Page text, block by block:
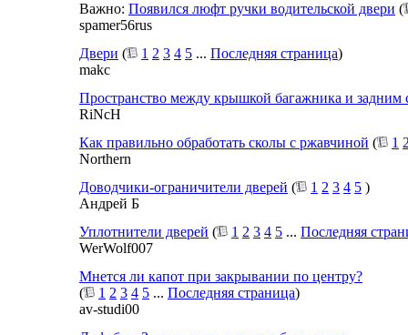
Важно: Появился люфт ручки водительской двери (
spamer56rus
Двери ( 1 2 3 4 5 ... Последняя страница)
makc
Пространство между крышкой багажника и задним
RiNcH
Как правильно обработать сколы с ржавчиной ( 1
Northern
Доводчики-ограничители дверей ( 1 2 3 4 5 )
Андрей Б
Уплотнители дверей ( 1 2 3 4 5 ... Последняя
WerWolf007
Мнется ли капот при закрывании по центру?
(
1 2 3 4 5 ... Последняя страница)
av-studi00